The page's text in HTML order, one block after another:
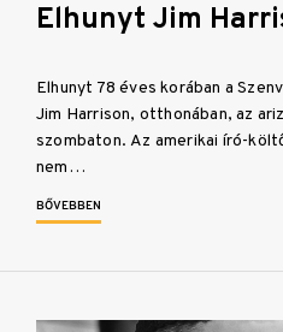
Elhunyt Jim
Elhunyt 78 éves korában a
Jim Harrison, otthonában, az
szombaton. Az amerikai író-
nem…
BŐVEBBEN